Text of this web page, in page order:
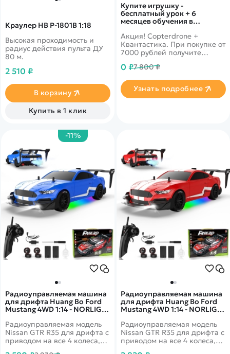
Купите игрушку -
бесплатный урок + 6
месяцев обучения в
Акция! Copterdrone +
Квантастика. При покупке от
7000 рублей получите
нашего партнера
0 ₽7 800 ₽
Узнать подробнее
Краулер HB P-1801B 1:18
Высокая проходимость и
радиус действия пульта ДУ
80 м.
2 510 ₽
В корзину
Купить в 1 клик
-11%
Радиоуправляемая машина
для дрифта Huang Bo Ford
Mustang 4WD 1:14 - NORLIGA-
Радиоуправляемая модель
Nissan GTR R35 для дрифта с
приводом на все 4 колеса,
Радиоуправляемая машина
для дрифта Huang Bo Ford
Mustang 4WD 1:14 - NORLIGA-
Радиоуправляемая модель
Nissan GTR R35 для дрифта с
приводом на все 4 колеса,